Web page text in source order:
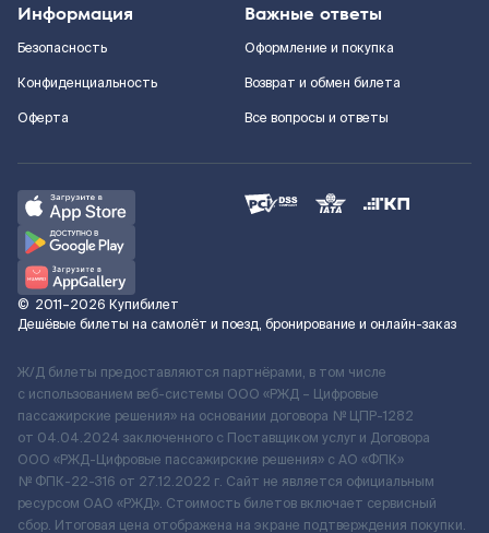
Информация
Безопасность
Конфиденциальность
Оферта
Важные ответы
Оформление и покупка
Возврат и обмен билета
Все вопросы и ответы
© 2011–2026 Купибилет
Дешёвые билеты на самолёт и поезд, бронирование и онлайн-заказ
Ж/Д билеты предоставляются партнёрами, в том числе
с использованием веб-системы ООО «РЖД – Цифровые
пассажирские решения» на основании договора № ЦПР-1282
от 04.04.2024 заключенного с Поставщиком услуг и Договора
ООО «РЖД-Цифровые пассажирские решения» c АО «ФПК»
№ ФПК-22-316 от 27.12.2022 г. Сайт не является официальным
ресурсом ОАО «РЖД». Стоимость билетов включает сервисный
сбор. Итоговая цена отображена на экране подтверждения покупки.